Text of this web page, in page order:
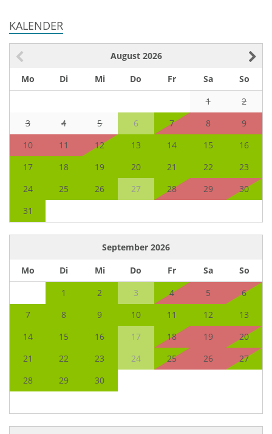
KALENDER
August 2026
Mo
Di Mi Do Fr Sa
So
1
2
3
4 5 6 7 8
9
10
11 12 13 14 15
16
17
18 19 20 21 22
23
24
25 26 27 28 29
30
31
September 2026
Mo
Di Mi Do Fr Sa
So
1
2 3 4 5
6
7
8 9 10 11 12
13
14
15 16 17 18 19
20
21
22 23 24 25 26
27
28
29 30